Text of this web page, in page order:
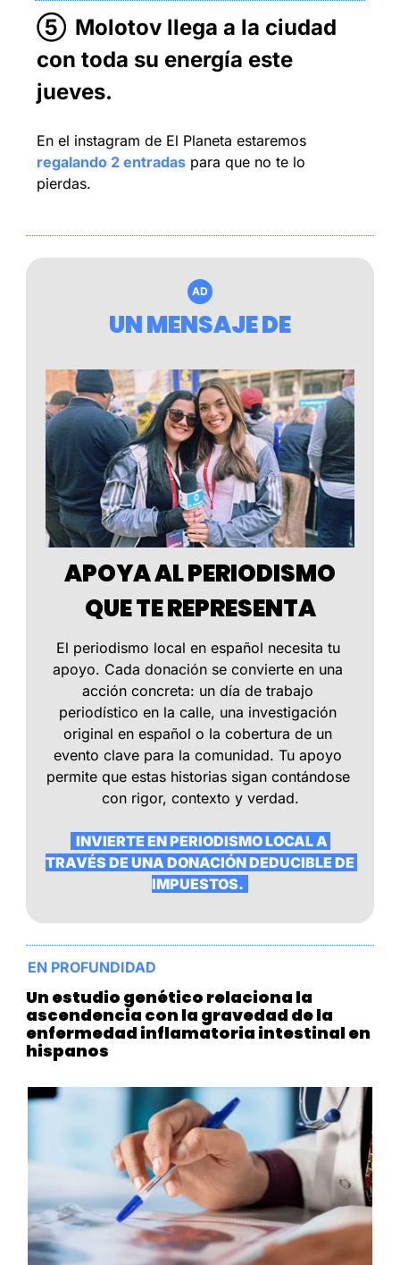
⑤ Molotov llega a la ciudad
con toda su energía este
jueves.
regalando 2 entradas para que no te lo
pierdas.
AD
UN MENSAJE DE
APOYA AL PERIODISMO
QUE TE REPRESENTA
El periodismo local en español necesita tu
apoyo. Cada donación se convierte en una
acción concreta: un día de trabajo
periodístico en la calle, una investigación
original en español o la cobertura de un
evento clave para la comunidad. Tu apoyo
permite que estas historias sigan contándose
con rigor, contexto y verdad.
TRAVÉS DE UNA DONACIÓN DEDUCIBLE DE
IMPUESTOS.
EN PROFUNDIDAD
Un estudio genético relaciona la
ascendencia con la gravedad de la
enfermedad inflamatoria intestinal en
hispanos